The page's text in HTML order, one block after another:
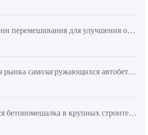
Оптимизация времени перемешивания для улучшения однородности бетона — ключевой этап повышения качества сельстроительства
Тенденции развития рынка самозагружающихся автобетоносмесителей и технические преимущества AIMIX AS-4.5
Самозагружающийся бетономешалка в крупных строительных проектах: эффективность и преимущества производительности